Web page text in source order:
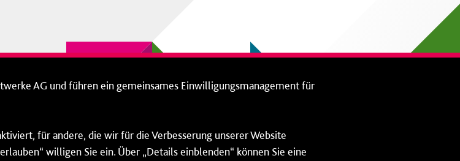
AG und führen ein gemeinsames Einwilligungsmanagement für
für andere, die wir für die Verbesserung unserer Website
willigen Sie ein. Über „Details einblenden“ können Sie eine